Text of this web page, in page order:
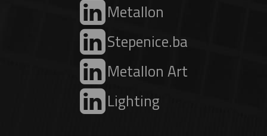
Metallon
Stepenice.ba
Metallon Art
Lighting